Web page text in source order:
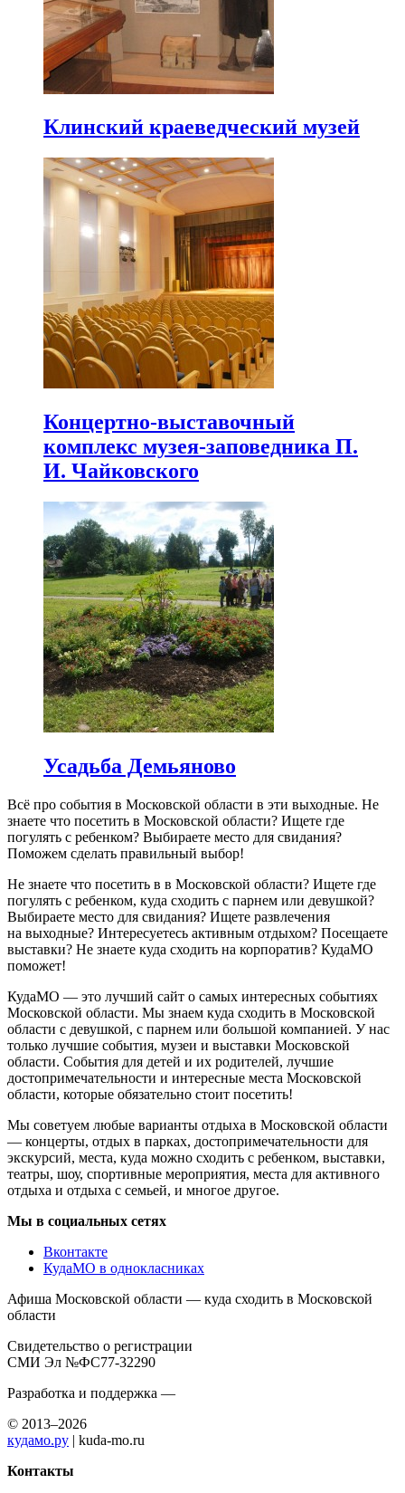
Клинский краеведческий музей
Концертно-выставочный
комплекс музея-заповедника П.
И. Чайковского
Усадьба Демьяново
Всё про события в Московской области в эти выходные. Не
знаете что посетить в Московской области? Ищете где
погулять с ребенком? Выбираете место для свидания?
Поможем сделать правильный выбор!
Не знаете что посетить в в Московской области? Ищете где
погулять с ребенком, куда сходить с парнем или девушкой?
Выбираете место для свидания? Ищете развлечения
на выходные? Интересуетесь активным отдыхом? Посещаете
выставки? Не знаете куда сходить на корпоратив? КудаМО
поможет!
КудаМО — это лучший сайт о самых интересных событиях
Московской области. Мы знаем куда сходить в Московской
области с девушкой, с парнем или большой компанией. У нас
только лучшие события, музеи и выставки Московской
области. События для детей и их родителей, лучшие
достопримечательности и интересные места Московской
области, которые обязательно стоит посетить!
Мы советуем любые варианты отдыха в Московской области
— концерты, отдых в парках, достопримечательности для
экскурсий, места, куда можно сходить с ребенком, выставки,
театры, шоу, спортивные мероприятия, места для активного
отдыха и отдыха с семьей, и многое другое.
Мы в социальных сетях
Вконтакте
КудаМО в однокласниках
Афиша Московской области — куда сходить в Московской
области
Свидетельство о регистрации
СМИ Эл №ФС77-32290
Разработка и поддержка —
© 2013–2026
кудамо.ру | kuda-mo.ru
Контакты